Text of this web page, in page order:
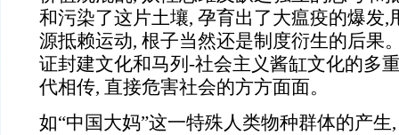
和污染了这片土壤, 孕育出了大瘟疫的爆发,
源抵赖运动, 根子当然还是制度衍生的后果
证封建文化和马列-社会主义酱缸文化的多
代相传, 直接危害社会的方方面面。
如“中国大妈”这一特殊人类物种群体的产